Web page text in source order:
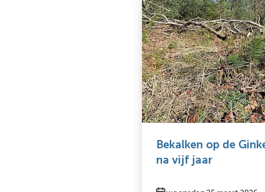
Bekalken op de
na vijf jaar